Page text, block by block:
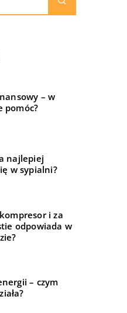
– w
pomóc?
najlepiej
w sypialni?
i za
odpowiada w
– czym